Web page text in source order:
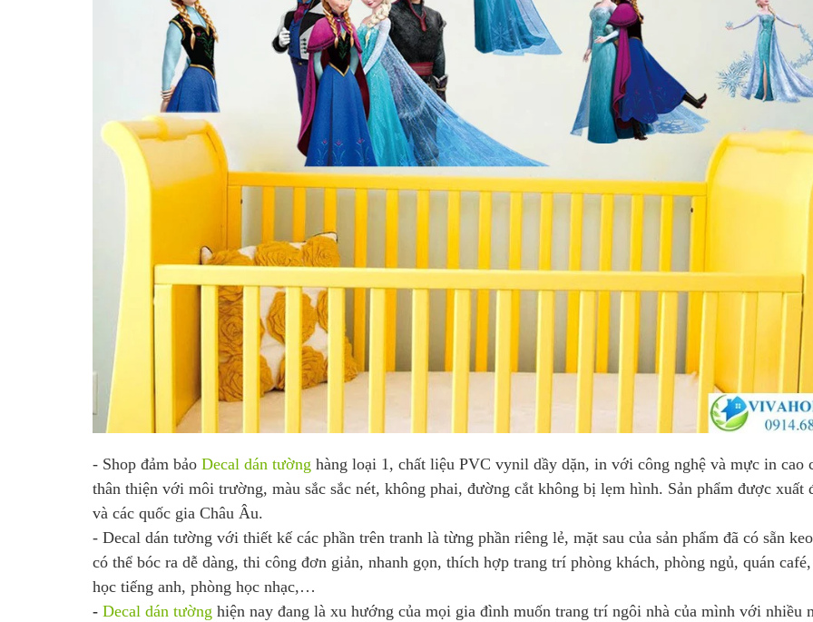
- Shop đảm bảo Decal dán tường hàng loại 1, chất liệu PVC vynil dầy dặn, in với công nghệ và mực in cao
thân thiện với môi trường, màu sắc sắc nét, không phai, đường cắt không bị lẹm hình. Sản phẩm được xuất
và các quốc gia Châu Âu.
- Decal dán tường với thiết kế các phần trên tranh là từng phần riêng lẻ, mặt sau của sản phẩm đã có sẵn
có thể bóc ra dễ dàng, thi công đơn giản, nhanh gọn, thích hợp trang trí phòng khách, phòng ngủ, quán
học tiếng anh, phòng học nhạc,…
- Decal dán tường hiện nay đang là xu hướng của mọi gia đình muốn trang trí ngôi nhà của mình với nhiều